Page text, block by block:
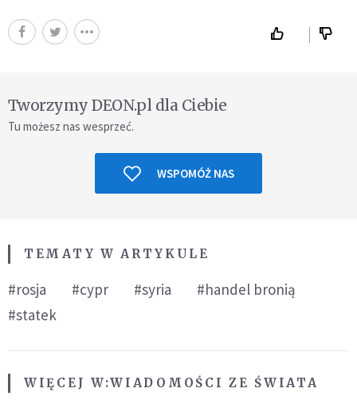
Tworzymy DEON.pl dla Ciebie
Tu możesz nas wesprzeć.
WSPOMÓŻ NAS
TEMATY W ARTYKULE
#rosja #cypr #syria
#handel bronią
#statek
WIĘCEJ W:WIADOMOŚCI ZE ŚWIATA